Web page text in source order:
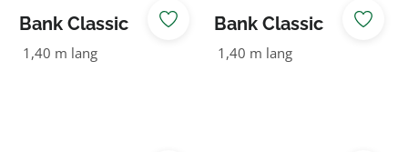
Bank Classic
NovumDGL
1,40 m lang
Bank Classic
NovumDGL mit
1,40 m lang